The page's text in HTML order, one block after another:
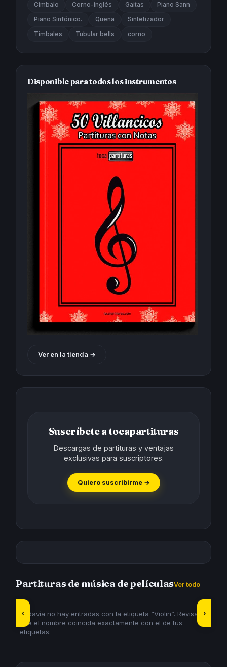
Cimbalo Corno-inglés Gaitas Piano Sann
Piano Sinfónico. Quena Sintetizador
Timbales Tubular bells corno
Disponible para todos los instrumentos
Ver en la tienda →
Suscríbete a tocapartituras
Descargas de partituras y ventajas
exclusivas para suscriptores.
Quiero suscribirme →
Partituras de música de películasVer todo
‹
Todavía no hay entradas con la etiqueta “Violin”. Revisa
que el nombre coincida exactamente con el de tus
etiquetas.
›